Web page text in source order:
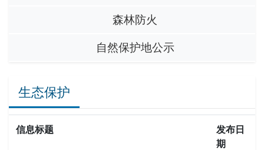
森林防火
自然保护地公示
生态保护
信息标题
发布日
期